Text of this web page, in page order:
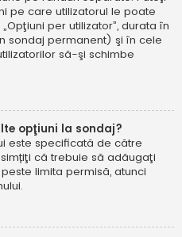
pe care utilizatorul le poate
per utilizator”, durata în
sondaj permanent) şi în cele
să-şi schimbe
opţiuni la sondaj?
este specificată de către
că trebuie să adăugaţi
limita permisă, atunci